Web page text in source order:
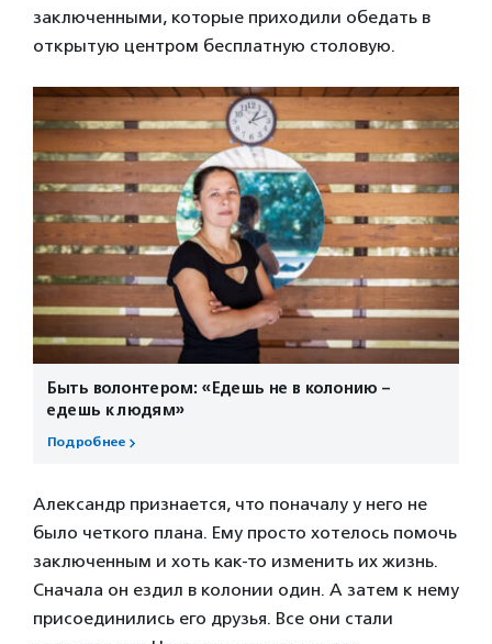
заключенными, которые приходили обедать в
открытую центром бесплатную столовую.
Быть волонтером: «Едешь не в колонию –
едешь к людям»
Подробнее
Александр признается, что поначалу у него не
было четкого плана. Ему просто хотелось помочь
заключенным и хоть как-то изменить их жизнь.
Сначала он ездил в колонии один. А затем к нему
присоединились его друзья. Все они стали